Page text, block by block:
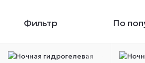
Фильтр По